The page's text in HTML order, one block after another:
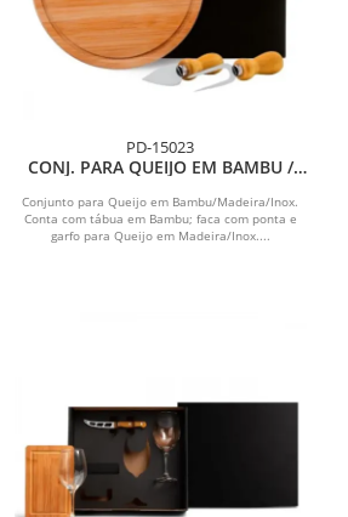
PD-15023
CONJ. PARA QUEIJO EM BAMBU /
Conjunto para Queijo em Bambu/Madeira/Inox.
Conta com tábua em Bambu; faca com ponta e
garfo para Queijo em Madeira/Inox....